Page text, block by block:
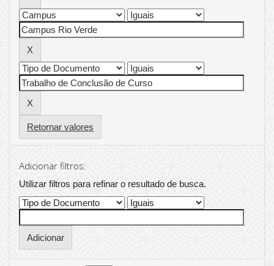
Retornar valores
Adicionar filtros:
Utilizar filtros para refinar o resultado de busca.